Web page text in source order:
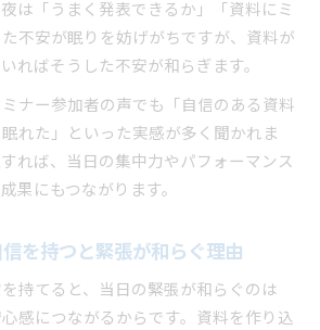
は「うまく発表できるか」「資料にミ
不安が眠りを妨げがちですが、資料が
ればそうした不安が和らぎます。
ナー参加者の声でも「自信のある資料
れた」といった実感が多く聞かれま
れば、当日の集中力やパフォーマンス
果にもつながります。
を持つと緊張が和らぐ理由
持てると、当日の緊張が和らぐのは
心感につながるからです。資料を作り込